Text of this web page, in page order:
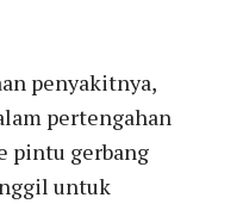
penyakitnya,
pertengahan
pintu gerbang
untuk